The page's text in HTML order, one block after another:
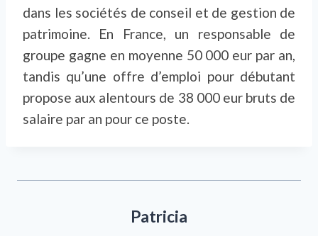
dans les sociétés de conseil et de gestion de
patrimoine. En France, un responsable de
groupe gagne en moyenne 50 000 eur par an,
tandis qu’une offre d’emploi pour débutant
propose aux alentours de 38 000 eur bruts de
salaire par an pour ce poste.
Patricia